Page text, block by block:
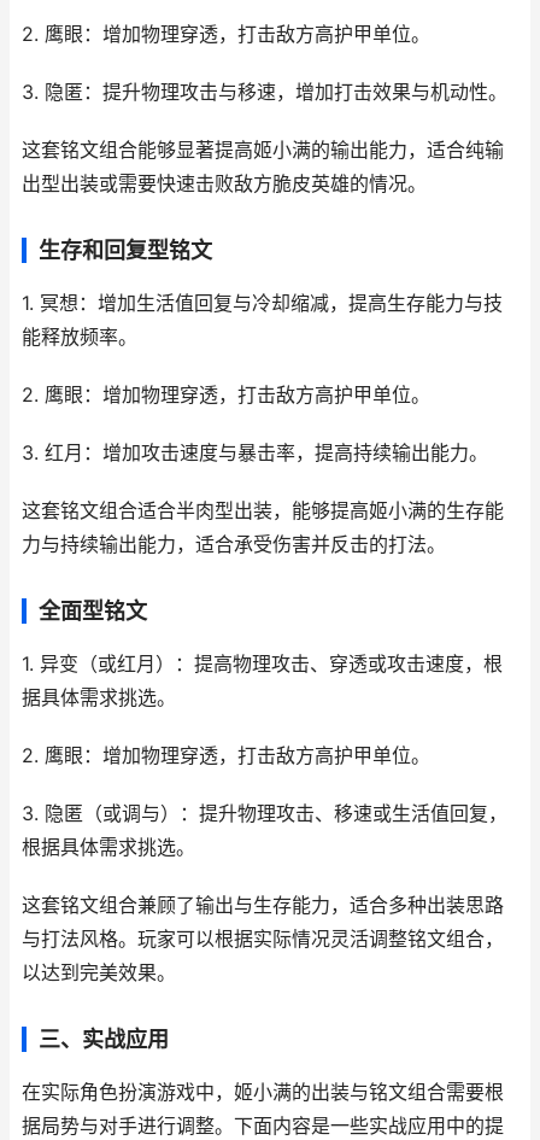
2. 鹰眼：增加物理穿透，打击敌方高护甲单位。
3. 隐匿：提升物理攻击与移速，增加打击效果与机动性。
这套铭文组合能够显著提高姬小满的输出能力，适合纯输
出型出装或需要快速击败敌方脆皮英雄的情况。
生存和回复型铭文
1. 冥想：增加生活值回复与冷却缩减，提高生存能力与技
能释放频率。
2. 鹰眼：增加物理穿透，打击敌方高护甲单位。
3. 红月：增加攻击速度与暴击率，提高持续输出能力。
这套铭文组合适合半肉型出装，能够提高姬小满的生存能
力与持续输出能力，适合承受伤害并反击的打法。
全面型铭文
1. 异变（或红月）：提高物理攻击、穿透或攻击速度，根
据具体需求挑选。
2. 鹰眼：增加物理穿透，打击敌方高护甲单位。
3. 隐匿（或调与）：提升物理攻击、移速或生活值回复，
根据具体需求挑选。
这套铭文组合兼顾了输出与生存能力，适合多种出装思路
与打法风格。玩家可以根据实际情况灵活调整铭文组合，
以达到完美效果。
三、实战应用
在实际角色扮演游戏中，姬小满的出装与铭文组合需要根
据局势与对手进行调整。下面内容是一些实战应用中的提